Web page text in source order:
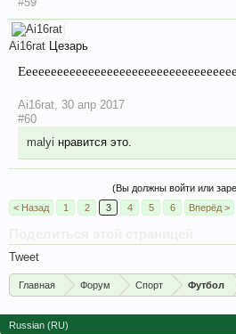
Ai16rat Цезарь
Ai16rat 30 апр 2017
#60
malyi нравится это.
(Вы должны войти или
< Назад
1 2 3 4 5 6 Вперёд >
Tweet
Главная Форум Спорт Футбол
Russian (RU)